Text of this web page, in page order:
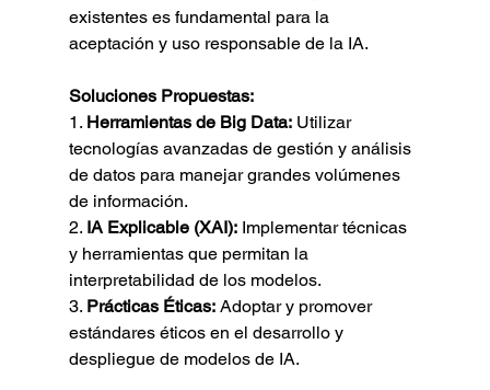
existentes es fundamental para la
aceptación y uso responsable de la IA.
Soluciones Propuestas:
1. Herramientas de Big Data: Utilizar
tecnologías avanzadas de gestión y análisis
de datos para manejar grandes volúmenes
de información.
2. IA Explicable (XAI): Implementar técnicas
y herramientas que permitan la
interpretabilidad de los modelos.
3. Prácticas Éticas: Adoptar y promover
estándares éticos en el desarrollo y
despliegue de modelos de IA.